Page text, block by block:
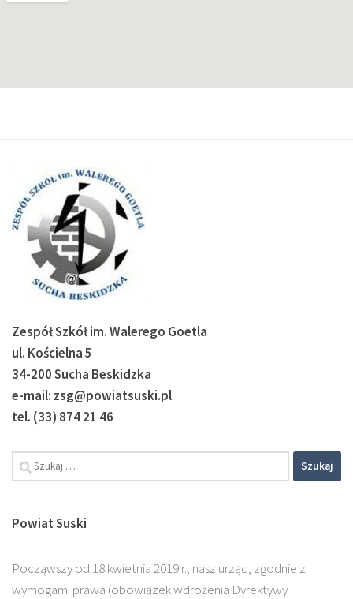
Zespół Szkół im. Walerego Goetla
ul. Kościelna 5
34-200 Sucha Beskidzka
e-mail: zsg@powiatsuski.pl
tel. (33) 874 21 46
Szukaj:
Powiat Suski
Począwszy od 18 kwietnia 2019 r., nasz urząd, zgodnie z
wymogami prawa (obowiązek wdrożenia Dyrektywy